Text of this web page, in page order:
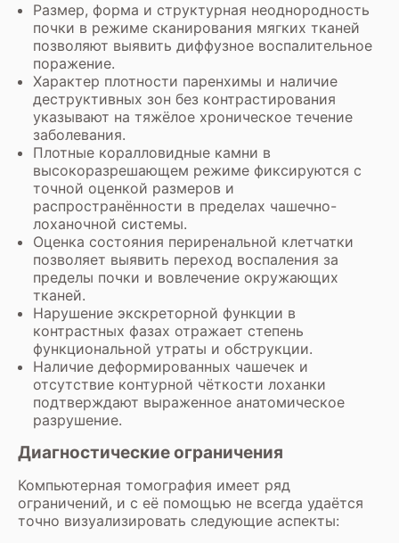
Размер, форма и структурная неоднородность
почки в режиме сканирования мягких тканей
позволяют выявить диффузное воспалительное
поражение.
Характер плотности паренхимы и наличие
деструктивных зон без контрастирования
указывают на тяжёлое хроническое течение
заболевания.
Плотные коралловидные камни в
высокоразрешающем режиме фиксируются с
точной оценкой размеров и
распространённости в пределах чашечно-
лоханочной системы.
Оценка состояния периренальной клетчатки
позволяет выявить переход воспаления за
пределы почки и вовлечение окружающих
тканей.
Нарушение экскреторной функции в
контрастных фазах отражает степень
функциональной утраты и обструкции.
Наличие деформированных чашечек и
отсутствие контурной чёткости лоханки
подтверждают выраженное анатомическое
разрушение.
Диагностические ограничения
Компьютерная томография имеет ряд
ограничений, и с её помощью не всегда удаётся
точно визуализировать следующие аспекты: